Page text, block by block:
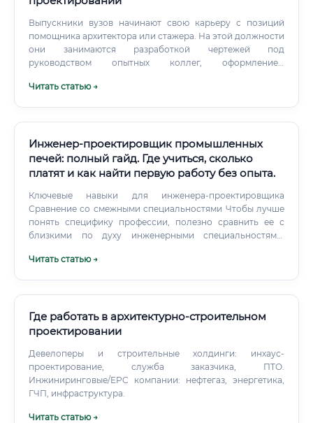
Выпускники вузов начинают свою карьеру с позиций
помощника архитектора или стажера. На этой должности
они занимаются разработкой чертежей под
руководством опытных коллег, оформлением
процессы.
Читать статью →
Инженер-проектировщик промышленных
печей: полный гайд. Где учиться, сколько
платят и как найти первую работу без опыта.
Ключевые навыки для инженера-проектировщика
Сравнение со смежными специальностями Чтобы лучше
понять специфику профессии, полезно сравнить ее с
близкими по духу инженерными специальностями.
специальность лучше?
Читать статью →
Где работать в архитектурно-строительном
проектировании
Девелоперы и строительные холдинги: инхаус-
проектирование, служба заказчика, ПТО.
Инжиниринговые/EPC компании: нефтегаз, энергетика,
ГЧП, инфраструктура.
Читать статью →